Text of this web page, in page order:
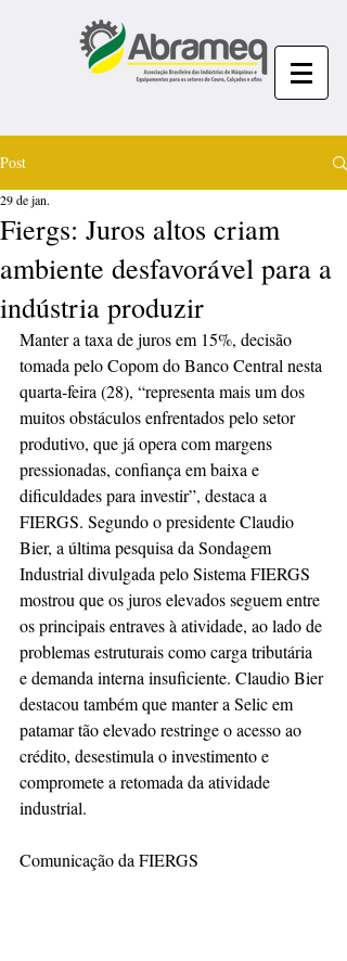
Post
Fiergs: Juros altos criam
ambiente desfavorável para a
indústria produzir
29 de jan.
Manter a taxa de juros em 15%, decisão
tomada pelo Copom do Banco Central nesta
quarta-feira (28), “representa mais um dos
muitos obstáculos enfrentados pelo setor
produtivo, que já opera com margens
pressionadas, confiança em baixa e
dificuldades para investir”, destaca a
FIERGS. Segundo o presidente Claudio
Bier, a última pesquisa da Sondagem
Industrial divulgada pelo Sistema FIERGS
mostrou que os juros elevados seguem entre
os principais entraves à atividade, ao lado de
problemas estruturais como carga tributária
e demanda interna insuficiente. Claudio Bier
destacou também que manter a Selic em
patamar tão elevado restringe o acesso ao
crédito, desestimula o investimento e
compromete a retomada da atividade
industrial.
Comunicação da FIERGS